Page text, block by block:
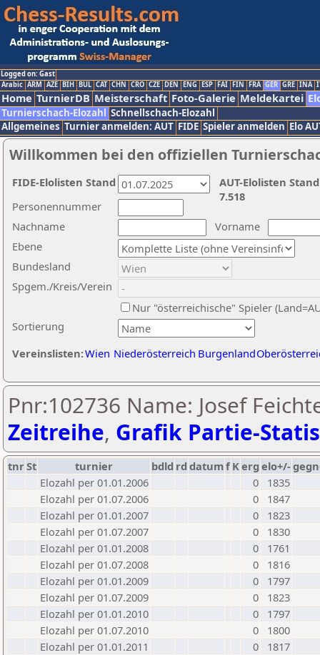
Logged on: Gast
Arabic ARM AZE BIH BUL CAT CHN CRO CZE DEN ENG ESP FAI FIN FRA GER GRE INA
Home TurnierDB Meisterschaft Foto-Galerie Meldekartei
Turnierschach-Elozahl Schnellschach-Elozahl
Allgemeines Turnier anmelden: AUT FIDE Spieler anmelden Elo
Willkommen bei den offiziellen
Nachname
Vorname
Ebene
Sortierung
Personennummer
Bundesland
Spgem./Kreis/Verein
Nur "österreichische" Spieler
Vereinslisten:Wien Niederösterreich Burgenland
AUT-Elolisten
7.518
FIDE-Elolisten Stand
Pnr:102736 Name: Josef
Zeitreihe, Grafik Partie-
tnrSt turnier bdld rd datumf Kerg elo+/-
Elozahl per 01.01.2006
0
1835
Elozahl per 01.07.2006
0
1847
Elozahl per 01.01.2007
0
1823
Elozahl per 01.07.2007
0
1830
Elozahl per 01.01.2008
0
1761
Elozahl per 01.07.2008
0
1816
Elozahl per 01.01.2009
0
1797
Elozahl per 01.07.2009
0
1823
Elozahl per 01.01.2010
0
1797
Elozahl per 01.07.2010
0
1800
Elozahl per 01.01.2011
0
1817